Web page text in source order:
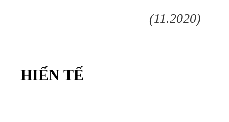
(11.2020)
HIẾN TẾ